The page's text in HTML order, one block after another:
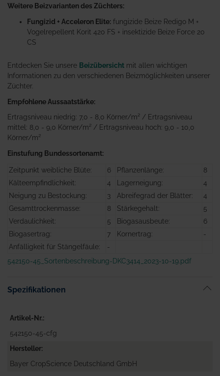
Weitere Beizvarianten des Züchters:
Fungizid + Acceleron Elite: fungizide Beize Redigo M +
Vogelrepellent Korit 420 FS + insektizide Beize Force 20
CS
Entdecken Sie unsere Beizübersicht mit allen wichtigen
Informationen zu den verschiedenen Beizmöglichkeiten unserer
Züchter.
Empfohlene Aussaatstärke:
Ertragsniveau niedrig: 7,0 - 8,0 Körner/m² / Ertragsniveau
mittel: 8,0 - 9,0 Körner/m² / Ertragsniveau hoch: 9,0 - 10,0
Körner/m²
Einstufung Bundessortenamt:
Zeitpunkt weibliche Blüte: 6 Pflanzenlänge:
8
Kälteempfindlichkeit:
4 Lagerneigung:
4
Neigung zu Bestockung:
3 Abreifegrad der Blätter:
4
Gesamttrockenmasse:
8 Stärkegehalt:
5
Verdaulichkeit:
5 Biogasausbeute:
6
Biogasertrag:
7 Kornertrag:
-
Anfälligkeit für Stängelfäule:
-
542150-45_Sortenbeschreibung-DKC3414_2023-10-19.pdf
Spezifikationen
Artikel-Nr.
542150-45-cfg
Hersteller
Bayer CropScience Deutschland GmbH